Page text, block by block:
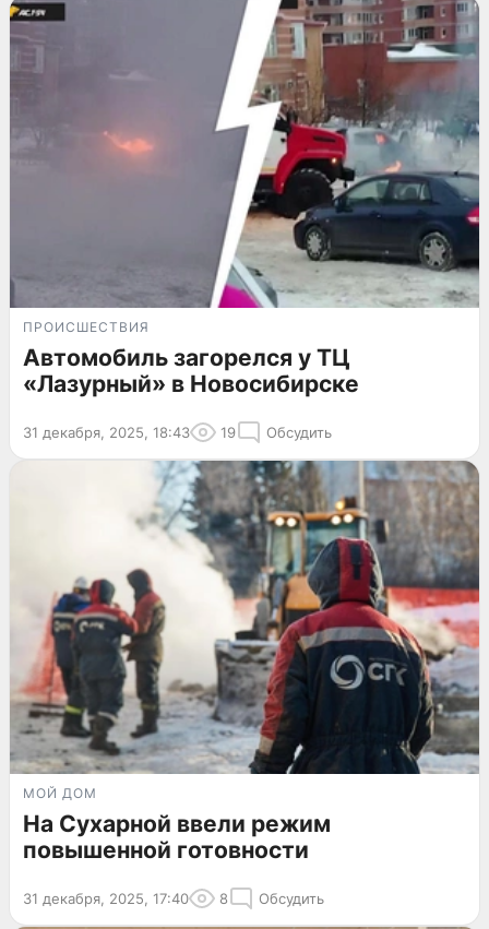
ПРОИСШЕСТВИЯ
Автомобиль загорелся у ТЦ
«Лазурный» в Новосибирске
31 декабря, 2025, 18:43 19 Обсудить
МОЙ ДОМ
На Сухарной ввели режим
повышенной готовности
31 декабря, 2025, 17:40 8 Обсудить